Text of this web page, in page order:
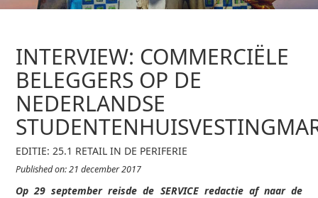
INTERVIEW: COMMERCIËLE
BELEGGERS OP DE
NEDERLANDSE
EDITIE: 25.1 RETAIL IN DE PERIFERIE
Published on: 21 december 2017
Op 29 september reisde de SERVICE redactie af naar de